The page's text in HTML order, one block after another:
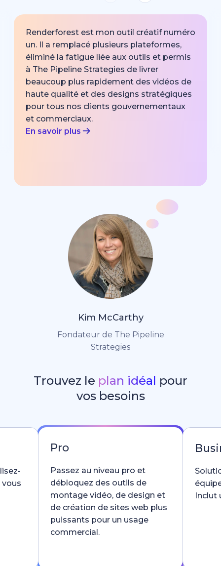
Renderforest est mon outil créatif numéro
un. Il a remplacé plusieurs plateformes,
éliminé la fatigue liée aux outils et permis
à The Pipeline Strategies de livrer
beaucoup plus rapidement des vidéos de
haute qualité et des designs stratégiques
pour tous nos clients gouvernementaux
et commerciaux.
En savoir plus
Kim McCarthy
Fondateur de The Pipeline
Strategies
Trouvez le plan idéal pour
vos besoins
Pro
Passez au niveau pro et
débloquez des outils de
montage vidéo, de design et
de création de sites web plus
puissants pour un usage
commercial.
Inclut